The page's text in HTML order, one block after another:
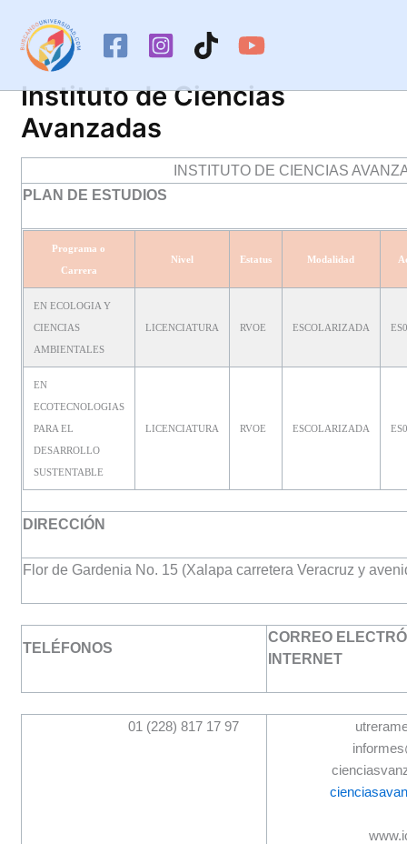
contenido
Instituto de Ciencias
Avanzadas
INSTITUTO DE CIENCIAS
PLAN DE ESTUDIOS
Programa o
Carrera
Nivel Estatus Modalidad
EN ECOLOGIA Y
CIENCIAS
AMBIENTALES
LICENCIATURA RVOE ESCOLARIZADA
EN
ECOTECNOLOGIAS
PARA EL
DESARROLLO
SUSTENTABLE
LICENCIATURA RVOE ESCOLARIZADA
DIRECCIÓN
Flor de Gardenia No. 15 (Xalapa carretera Veracruz y
TELÉFONOS
CORREO
INTERNET
01 (228) 817 17 97